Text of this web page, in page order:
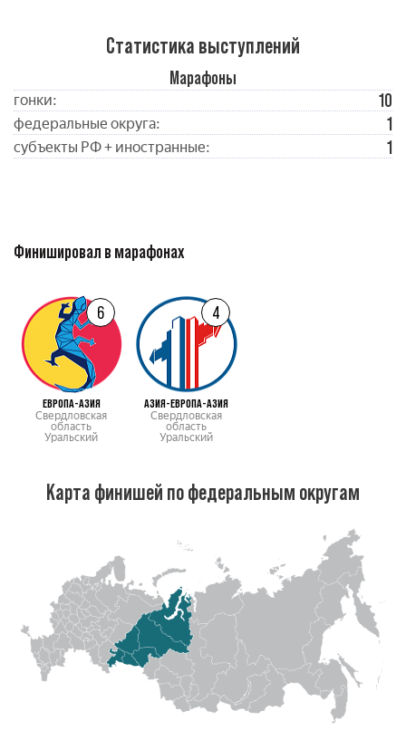
Статистика выступлений
Марафоны
гонки: 10
федеральные округа: 1
субъекты РФ + иностранные: 1
Финишировал в марафонах
6
ЕВРОПА-АЗИЯ
Свердловская
область
Уральский
4
АЗИЯ-ЕВРОПА-АЗИЯ
Свердловская
область
Уральский
Карта финишей по федеральным округам